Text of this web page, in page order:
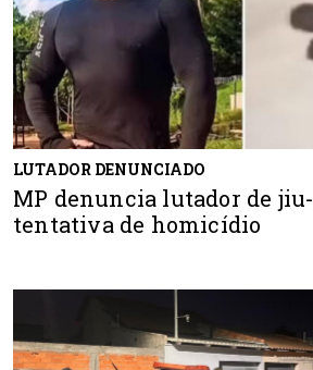
LUTADOR DENUNCIADO
MP denuncia lutador de
tentativa de homicídio